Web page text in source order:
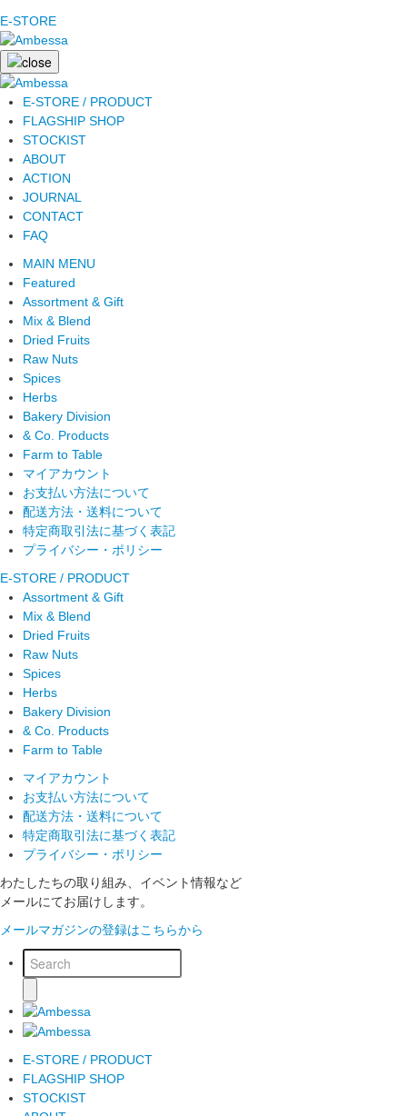
E-STORE
E-STORE / PRODUCT
FLAGSHIP SHOP
STOCKIST
ABOUT
ACTION
JOURNAL
CONTACT
FAQ
MAIN MENU
Featured
Assortment & Gift
Mix & Blend
Dried Fruits
Raw Nuts
Spices
Herbs
Bakery Division
& Co. Products
Farm to Table
マイアカウント
お支払い方法について
配送方法・送料について
特定商取引法に基づく表記
プライバシー・ポリシー
E-STORE / PRODUCT
Assortment & Gift
Mix & Blend
Dried Fruits
Raw Nuts
Spices
Herbs
Bakery Division
& Co. Products
Farm to Table
マイアカウント
お支払い方法について
配送方法・送料について
特定商取引法に基づく表記
プライバシー・ポリシー
わたしたちの取り組み、イベント情報など
メールにてお届けします。
メールマガジンの登録はこちらから
E-STORE / PRODUCT
FLAGSHIP SHOP
STOCKIST